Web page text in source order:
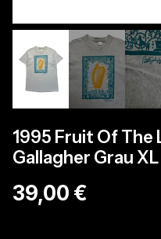
1995 Fruit Of The
Gallagher Grau XL
39,00 €